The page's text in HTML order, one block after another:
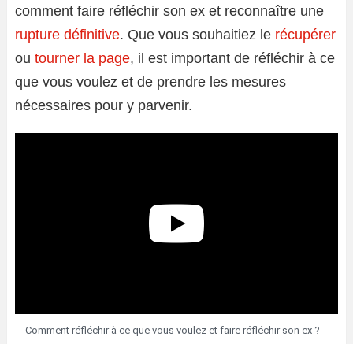
comment faire réfléchir son ex et reconnaître une
rupture définitive. Que vous souhaitiez le récupérer
ou tourner la page, il est important de réfléchir à ce
que vous voulez et de prendre les mesures
nécessaires pour y parvenir.
Comment réfléchir à ce que vous voulez et faire réfléchir son ex ?